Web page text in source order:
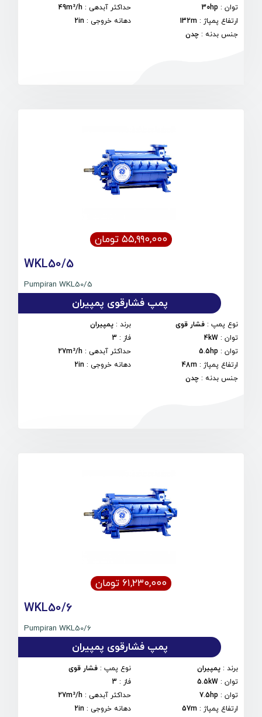
توان :
30hp حداکثر آبدهی :
49m³/h
ارتفاع پمپاژ :
132m دهانه خروجی :
2in
جنس بدنه : چدن
۵۵,۹۹۰,۰۰۰ تومان
WKL50/5
Pumpiran WKL50/5
پمپ فشارقوی پمپیران
نوع پمپ : فشار قوی برند: پمپیران
توان :
4kW فاز :
3
توان :
5.5hp حداکثر آبدهی :
27m³/h
ارتفاع پمپاژ :
48m دهانه خروجی :
2in
جنس بدنه : چدن
۶۱,۲۳۰,۰۰۰ تومان
WKL50/6
Pumpiran WKL50/6
پمپ فشارقوی پمپیران
برند : پمپیران نوع پمپ: فشار قوی
توان :
5.5kW فاز :
3
توان :
7.5hp حداکثر آبدهی :
27m³/h
ارتفاع پمپاژ :
57m دهانه خروجی :
2in